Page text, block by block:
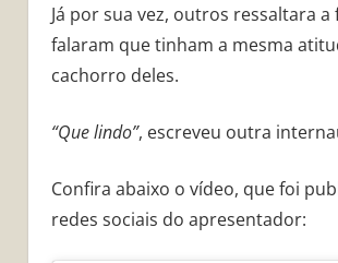
Já por sua vez, outros ressaltara a
falaram que tinham a mesma
cachorro deles.
“Que lindo”, escreveu outra
Confira abaixo o vídeo, que foi
redes sociais do apresentador: